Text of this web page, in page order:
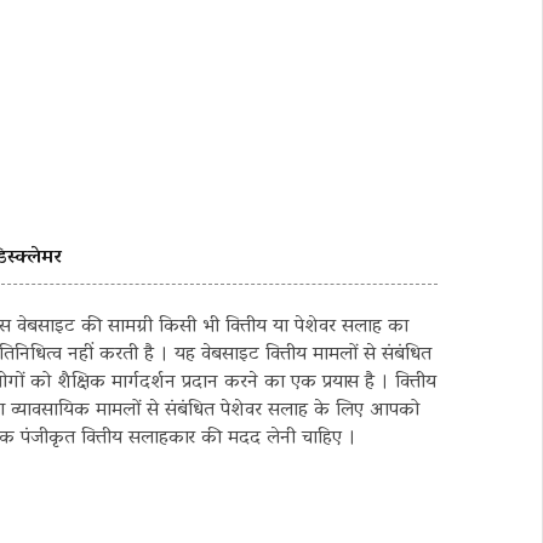
वेबसाइट की सामग्री किसी भी वित्तीय या पेशेवर सलाह का
नहीं करती है । यह वेबसाइट वित्तीय मामलों से संबंधित
को शैक्षिक मार्गदर्शन प्रदान करने का एक प्रयास है । वित्तीय
व्यावसायिक मामलों से संबंधित पेशेवर सलाह के लिए आपको
पंजीकृत वित्तीय सलाहकार की मदद लेनी चाहिए ।